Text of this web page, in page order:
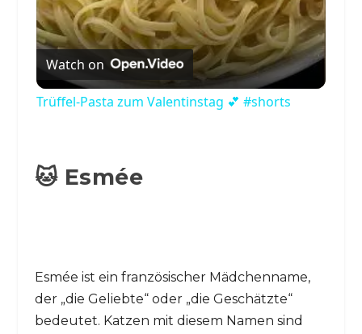
Watch on
Trüffel-Pasta zum Valentinstag 💕 #shorts
🐱 Esmée
Esmée ist ein französischer Mädchenname,
der „die Geliebte“ oder „die Geschätzte“
bedeutet. Katzen mit diesem Namen sind